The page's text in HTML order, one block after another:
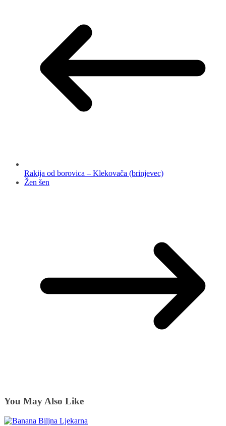
Rakija od borovica – Klekovača (brinjevec)
Žen šen
You May Also Like